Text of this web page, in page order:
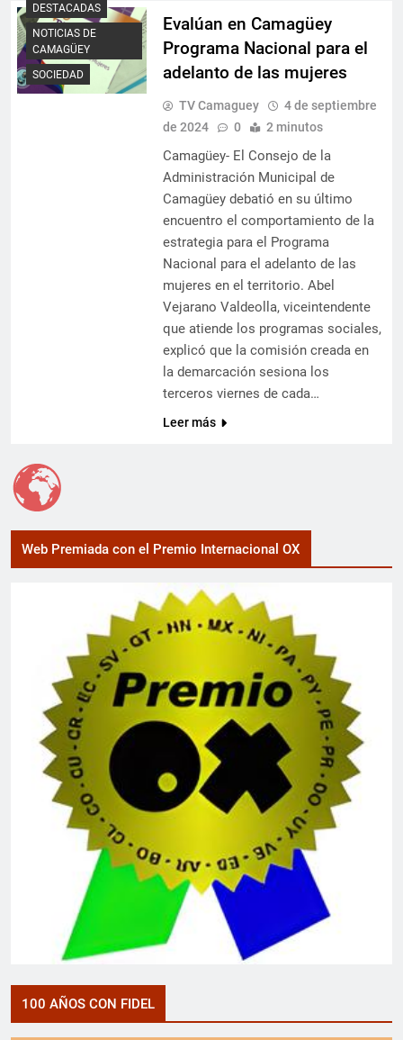
DESTACADAS
NOTICIAS DE
CAMAGÜEY
SOCIEDAD
Evalúan en Camagüey
Programa Nacional para el
adelanto de las mujeres
TV Camaguey
4 de septiembre
de 2024
0 2 minutos
Camagüey- El Consejo de la
Administración Municipal de
Camagüey debatió en su último
encuentro el comportamiento de la
estrategia para el Programa
Nacional para el adelanto de las
mujeres en el territorio. Abel
Vejarano Valdeolla, viceintendente
que atiende los programas sociales,
explicó que la comisión creada en
la demarcación sesiona los
terceros viernes de cada…
Leer más
Web Premiada con el Premio Internacional OX
100 AÑOS CON FIDEL